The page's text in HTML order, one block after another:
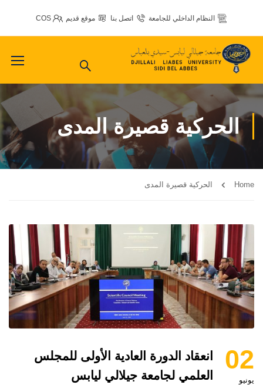
النظام الداخلي للجامعة اتصل بنا موقع قديم COS
الحركية قصيرة المدى
Home الحركية قصيرة المدى
02
يونيو
انعقاد الدورة العادية الأولى للمجلس
العلمي لجامعة جيلالي ليابس